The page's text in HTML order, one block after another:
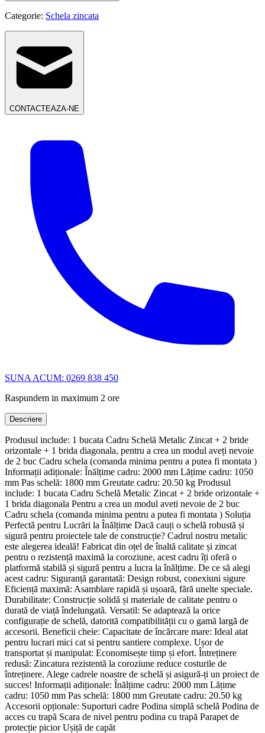
Categorie: Schela zincata
CONTACTEAZA-NE
SUNA ACUM: 0269 838 450
Raspundem in maximum 2 ore
Descriere
Produsul include: 1 bucata Cadru Schelă Metalic Zincat + 2 bride
orizontale + 1 brida diagonala, pentru a crea un modul aveți nevoie
de 2 buc Cadru schela (comanda minima pentru a putea fi montata )
Informații adiționale: Înălțime cadru: 2000 mm Lățime cadru: 1050
mm Pas schelă: 1800 mm Greutate cadru: 20.50 kg Produsul
include: 1 bucata Cadru Schelă Metalic Zincat + 2 bride orizontale +
1 brida diagonala Pentru a crea un modul aveti nevoie de 2 buc
Cadru schela (comanda minima pentru a putea fi montata ) Soluția
Perfectă pentru Lucrări la Înălțime Dacă cauți o schelă robustă și
sigură pentru proiectele tale de construcție? Cadrul nostru metalic
este alegerea ideală! Fabricat din oțel de înaltă calitate și zincat
pentru o rezistență maximă la coroziune, acest cadru îți oferă o
platformă stabilă și sigură pentru a lucra la înălțime. De ce să alegi
acest cadru: Siguranță garantată: Design robust, conexiuni sigure
Eficiență maximă: Asamblare rapidă și ușoară, fără unelte speciale.
Durabilitate: Construcție solidă și materiale de calitate pentru o
durată de viață îndelungată. Versatil: Se adaptează la orice
configurație de schelă, datorită compatibilității cu o gamă largă de
accesorii. Beneficii cheie: Capacitate de încărcare mare: Ideal atat
pentru lucrari mici cat si pentru santiere complexe. Ușor de
transportat și manipulat: Economisește timp și efort. Întreținere
redusă: Zincatura rezistentă la coroziune reduce costurile de
întreținere. Alege cadrele noastre de schelă și asigură-ți un proiect de
succes! Informații adiționale: Înălțime cadru: 2000 mm Lățime
cadru: 1050 mm Pas schelă: 1800 mm Greutate cadru: 20.50 kg
Accesorii opționale: Suporturi cadre Podina simplă schelă Podina de
acces cu trapă Scara de nivel pentru podina cu trapă Parapet de
protecție picior Ușiță de capăt